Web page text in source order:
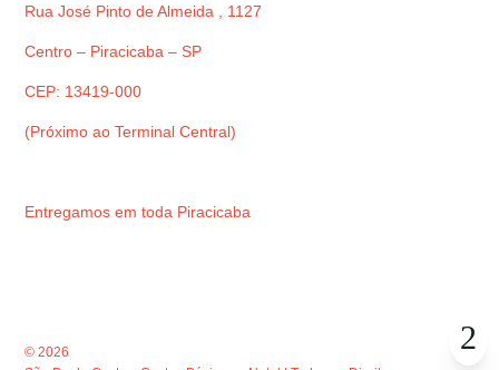
Rua José Pinto de Almeida , 1127
Centro – Piracicaba – SP
CEP: 13419-000
(Próximo ao Terminal Central)
Entregamos em toda Piracicaba
© 2026